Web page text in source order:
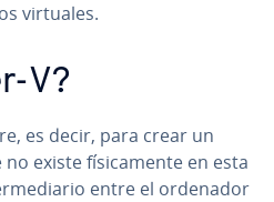
virtuales.
V?
es decir, para crear un
existe fí­si­ca­me­n­te en esta
entre el ordenador